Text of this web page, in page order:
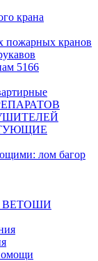
крана
пожарных кранов
5166
лом багор
ВЕТОШИ